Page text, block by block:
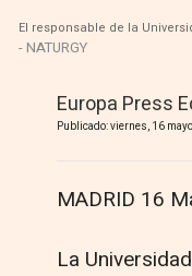
El responsable de la
- NATURGY
Europa Press
Publicado: viernes, 16
MADRID 16
La